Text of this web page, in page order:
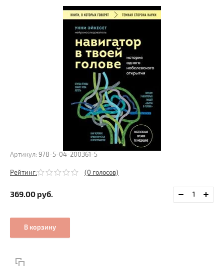
Артикул: 978-5-04-200361-5
Рейтинг: (0 голосов)
369.00 руб.
В корзину